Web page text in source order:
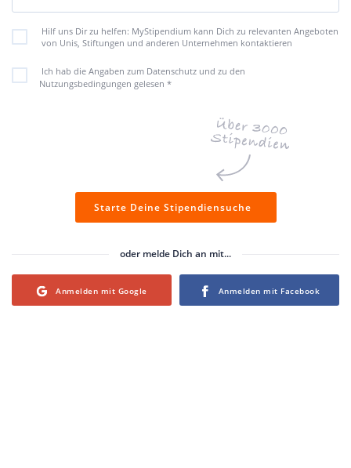
Hilf uns Dir zu helfen: MyStipendium kann Dich zu relevanten Angeboten
von Unis, Stiftungen und anderen Unternehmen kontaktieren
Ich hab die Angaben zum Datenschutz und zu den
Nutzungsbedingungen gelesen *
Starte Deine Stipendiensuche
oder melde Dich an mit...
Login with Google Login with Facebook